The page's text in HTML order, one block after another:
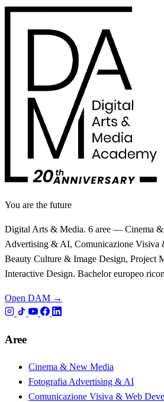
You are the future
Digital Arts & Media. 6 aree — Cinema
Advertising & AI, Comunicazione Visiva
Beauty Culture & Image Design, Project
Interactive Design. Bachelor europeo
Open DAM →
Aree
Cinema & New Media
Fotografia Advertising & AI
Comunicazione Visiva & Web